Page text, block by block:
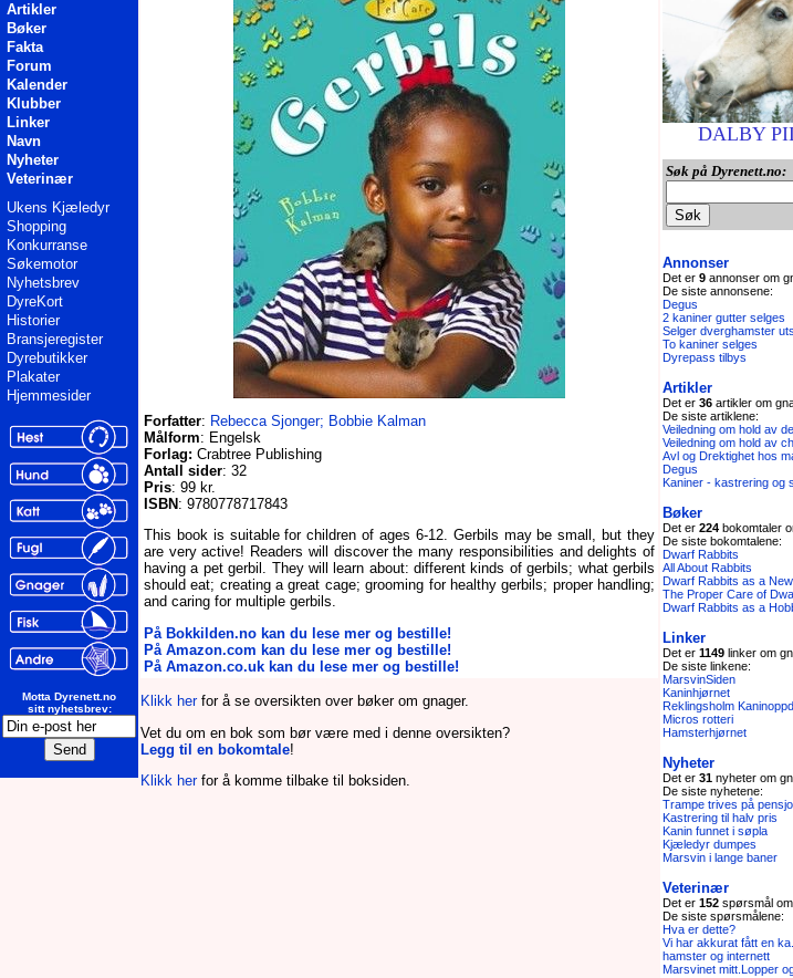
Artikler
Bøker
Fakta
Forum
Kalender
Klubber
Linker
Navn
Nyheter
Veterinær
Ukens Kjæledyr
Shopping
Konkurranse
Søkemotor
Nyhetsbrev
DyreKort
Historier
Bransjeregister
Dyrebutikker
Plakater
Hjemmesider
Motta Dyrenett.no
sitt nyhetsbrev:
Forfatter: Rebecca Sjonger; Bobbie Kalman
Målform: Engelsk
Forlag: Crabtree Publishing
Antall sider: 32
Pris: 99 kr.
ISBN : 9780778717843
This book is suitable for children of ages 6-12. Gerbils may be small, but they
are very active! Readers will discover the many responsibilities and delights of
having a pet gerbil. They will learn about: different kinds of gerbils; what gerbils
should eat; creating a great cage; grooming for healthy gerbils; proper handling;
and caring for multiple gerbils.
På Bokkilden.no kan du lese mer og bestille!
På Amazon.com kan du lese mer og bestille!
På Amazon.co.uk kan du lese mer og bestille!
Klikk herfor å se oversikten over bøker om gnager.
Vet du om en bok som bør være med i denne oversikten?
Legg til en bokomtale!
Klikk herfor å komme tilbake til boksiden.
DALBY
Søk på Dyrenett.no:
Annonser
Det er 9 annonser om
De siste annonsene:
Degus
2 kaniner gutter selges
Selger dverghamster
To kaniner selges
Dyrepass tilbys
Artikler
Det er 36 artikler om
De siste artiklene:
Veiledning om hold av
Veiledning om hold av
Avl og Drektighet hos
Degus
Kaniner - kastrering og
Bøker
Det er 224 bokomtaler
De siste bokomtalene:
Dwarf Rabbits
All About Rabbits
Dwarf Rabbits as a
The Proper Care of
Dwarf Rabbits as a
Linker
Det er 1149 linker om
De siste linkene:
MarsvinSiden
Kaninhjørnet
Reklingsholm
Micros rotteri
Hamsterhjørnet
Nyheter
Det er 31 nyheter om
De siste nyhetene:
Trampe trives på
Kastrering til halv pris
Kanin funnet i søpla
Kjæledyr dumpes
Marsvin i lange baner
Veterinær
Det er 152 spørsmål om
De siste spørsmålene:
Hva er dette?
Vi har akkurat fått en ka...
hamster og internett
Marsvinet mitt.Lopper og